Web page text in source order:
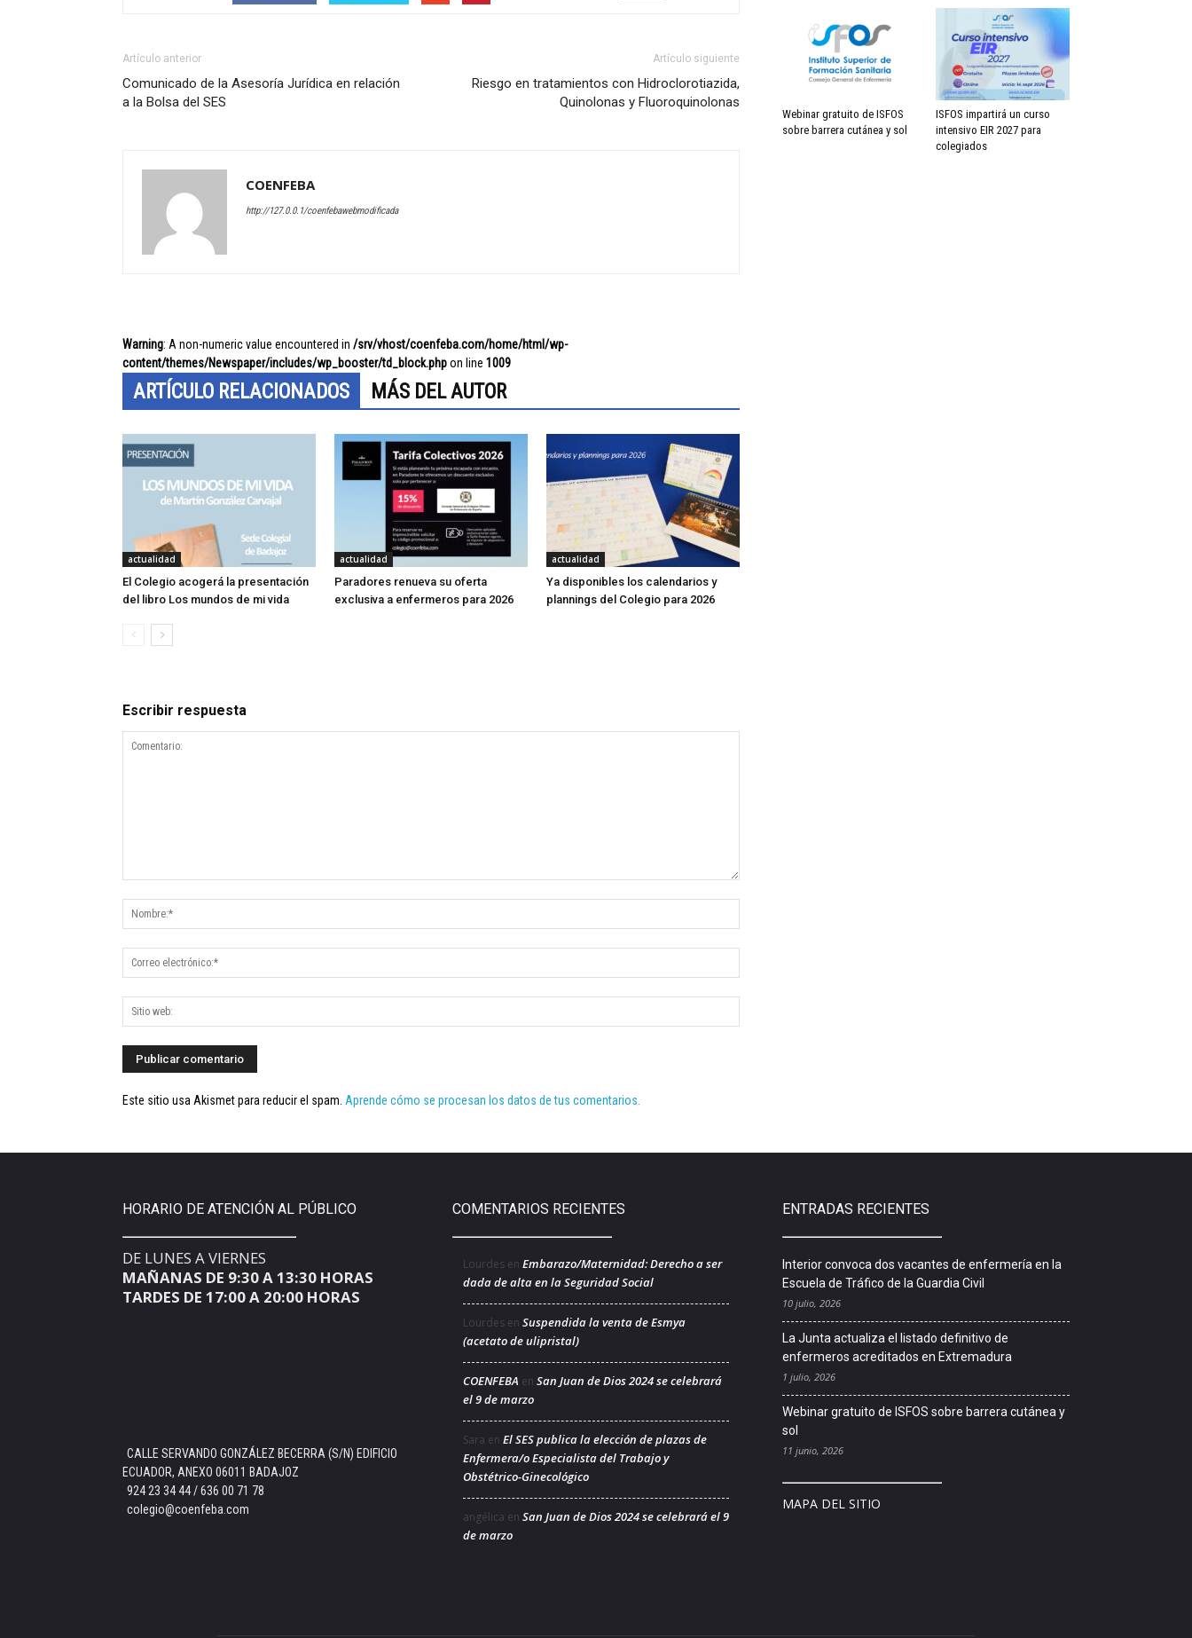
Artículo anterior
Comunicado de la Asesoría Jurídica en relación
a la Bolsa del SES
Artículo siguiente
Riesgo en tratamientos con Hidroclorotiazida,
Quinolonas y Fluoroquinolonas
COENFEBA
http://127.0.0.1/coenfebawebmodificada
Warning: A non-numeric value encountered in /srv/vhost/coenfeba.com/home/html/wp-
content/themes/Newspaper/includes/wp_booster/td_block.phpon line 1009
ARTÍCULO RELACIONADOS MÁS DEL AUTOR
actualidad
El Colegio acogerá la presentación
del libro Los mundos de mi vida
actualidad
Paradores renueva su oferta
exclusiva a enfermeros para 2026
actualidad
Ya disponibles los calendarios y
plannings del Colegio para 2026
Escribir respuesta
Este sitio usa Akismet para reducir el spam. Aprende cómo se procesan los datos de tus comentarios.
Webinar gratuito de ISFOS
sobre barrera cutánea y sol
ISFOS impartirá un curso
intensivo EIR 2027 para
colegiados
HORARIO DE ATENCIÓN AL PÚBLICO
DE LUNES A VIERNES
MAÑANAS DE 9:30 A 13:30 HORAS
TARDES DE 17:00 A 20:00 HORAS
CALLE SERVANDO GONZÁLEZ BECERRA (S/N) EDIFICIO
ECUADOR, ANEXO 06011 BADAJOZ
924 23 34 44 / 636 00 71 78
colegio@coenfeba.com
COMENTARIOS RECIENTES
Lourdes en Embarazo/Maternidad: Derecho a ser
dada de alta en la Seguridad Social
Lourdes en Suspendida la venta de Esmya
(acetato de ulipristal)
COENFEBA en San Juan de Dios 2024 se celebrará
el 9 de marzo
Sara en El SES publica la elección de plazas de
Enfermera/o Especialista del Trabajo y
Obstétrico-Ginecológico
angélica en San Juan de Dios 2024 se celebrará el 9
de marzo
ENTRADAS RECIENTES
Interior convoca dos vacantes de enfermería en la
Escuela de Tráfico de la Guardia Civil
10 julio, 2026
La Junta actualiza el listado definitivo de
enfermeros acreditados en Extremadura
1 julio, 2026
Webinar gratuito de ISFOS sobre barrera cutánea y
sol
11 junio, 2026
MAPA DEL SITIO